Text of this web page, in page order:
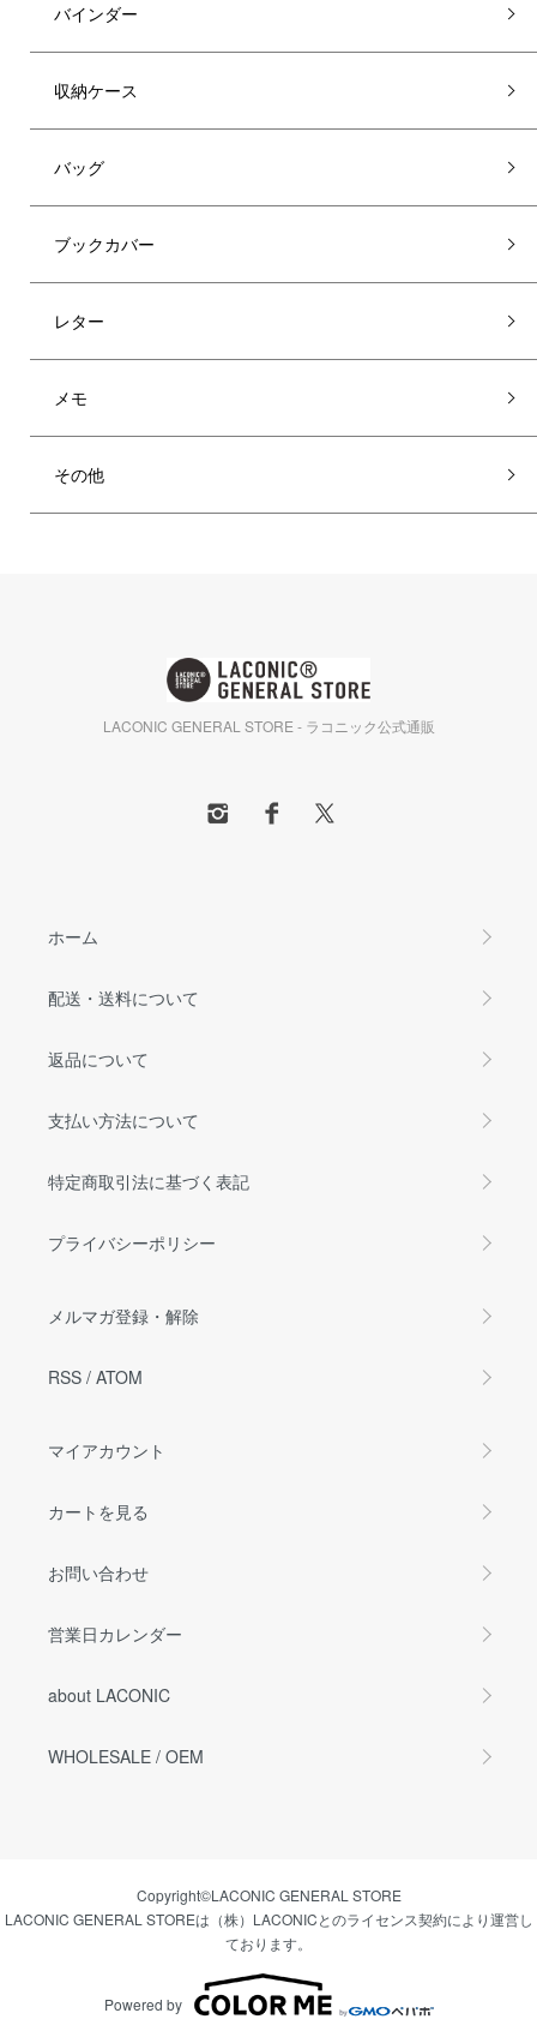
バインダー
収納ケース
バッグ
ブックカバー
レター
メモ
その他
LACONIC GENERAL STORE - ラコニック公式通販
ホーム
配送・送料について
返品について
支払い方法について
特定商取引法に基づく表記
プライバシーポリシー
メルマガ登録・解除
RSS / ATOM
マイアカウント
カートを見る
お問い合わせ
営業日カレンダー
about LACONIC
WHOLESALE / OEM
Copyright©LACONIC GENERAL STORE
LACONIC GENERAL STOREは（株）LACONICとのライセンス契約により運営し
ております。
Powered by